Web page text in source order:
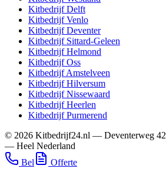
KitbedrijfDelft
KitbedrijfVenlo
KitbedrijfDeventer
Kitbedrijf Sittard-Geleen
KitbedrijfHelmond
KitbedrijfOss
KitbedrijfAmstelveen
KitbedrijfHilversum
KitbedrijfNissewaard
KitbedrijfHeerlen
KitbedrijfPurmerend
© 2026 Kitbedrijf24.nl — Deventerweg 42
— Heel Nederland
Bel
Offerte